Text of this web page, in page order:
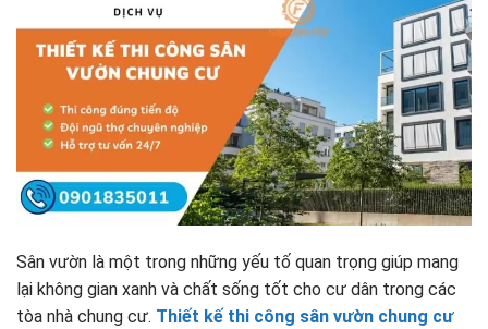
Sân vườn là một trong những yếu tố quan trọng giúp mang
lại không gian xanh và chất sống tốt cho cư dân trong các
tòa nhà chung cư. Thiết kế thi công sân vườn chung cư